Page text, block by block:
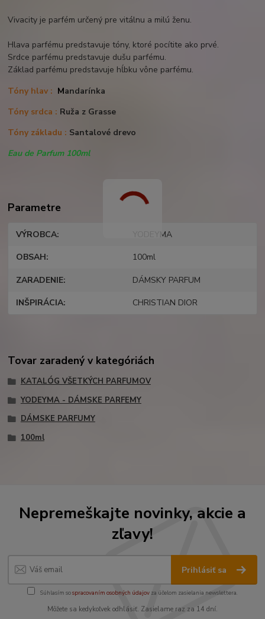
Vivacity je parfém určený pre vitálnu a milú ženu.
Hlava parfému predstavuje tóny, ktoré pocítite ako prvé.
Srdce parfému predstavuje dušu parfému.
Základ parfému predstavuje hĺbku vône parfému.
Tóny hlav : Mandarínka
Tóny srdca : Ruža z Grasse
Tóny základu : Santalové drevo
Eau de Parfum 100ml
Parametre
VÝROBCA YODEYMA
OBSAH 100ml
ZARADENIE DÁMSKY PARFUM
INŠPIRÁCIA CHRISTIAN DIOR
Tovar zaradený v kategóriách
KATALÓG VŠETKÝCH PARFUMOV
YODEYMA - DÁMSKE PARFEMY
DÁMSKE PARFUMY
100ml
Nepremeškajte novinky, akcie a
zľavy!
Prihlásiť sa
Súhlasím sospracovaním osobných údajov za účelom zasielania newslettera.
Môžete sa kedykoľvek odhlásiť. Zasielame raz za 14 dní.